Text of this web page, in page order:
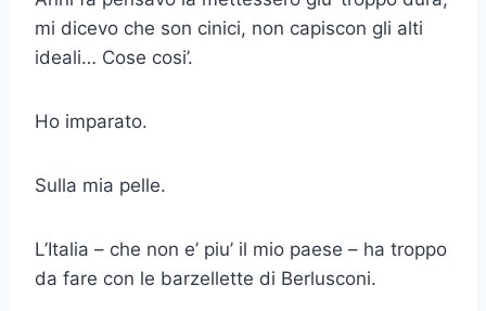
mi dicevo che son cinici, non capiscon gli alti
ideali… Cose cosi’.
Ho imparato.
Sulla mia pelle.
L’Italia – che non e’ piu’ il mio paese – ha troppo
da fare con le barzellette di Berlusconi.